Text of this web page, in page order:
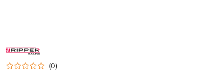
NAZWA
PRODUCENTA:
RIPPER (0)